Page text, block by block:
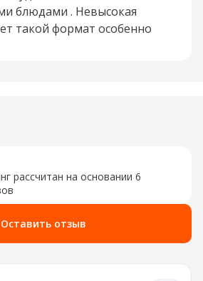
крепкие напитки.
мягкость и сладость
наиболее гармонично.
блюдами . Невысокая
такой формат особенно
рассчитан на основании 6
Оставить отзыв